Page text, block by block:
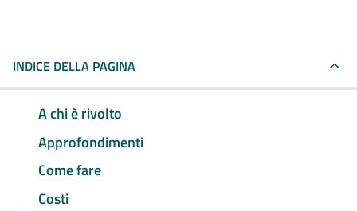
INDICE DELLA PAGINA
A chi è rivolto
Approfondimenti
Come fare
Costi